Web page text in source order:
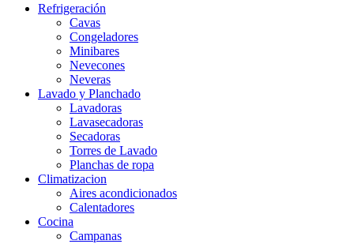
Refrigeración
Cavas
Congeladores
Minibares
Nevecones
Neveras
Lavado y Planchado
Lavadoras
Lavasecadoras
Secadoras
Torres de Lavado
Planchas de ropa
Climatizacion
Aires acondicionados
Calentadores
Cocina
Campanas